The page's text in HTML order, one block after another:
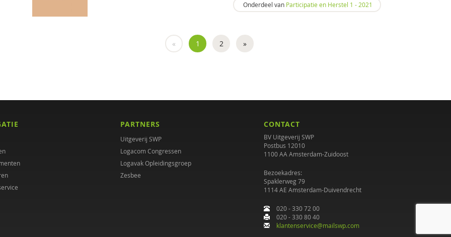
Onderdeel van Participatie en Herstel 1 - 2021
« 1 2 »
PARTNERS
Uitgeverij SWP
Logacom Congressen
Logavak Opleidingsgroep
Zesbee
CONTACT
BV Uitgeverij SWP
Postbus 12010
1100 AA Amsterdam-Zuidoost
Bezoekadres:
Spaklerweg 79
1114 AE Amsterdam-Duivendrecht
020 - 330 72 00
020 - 330 80 40
klantenservice@mailswp.com